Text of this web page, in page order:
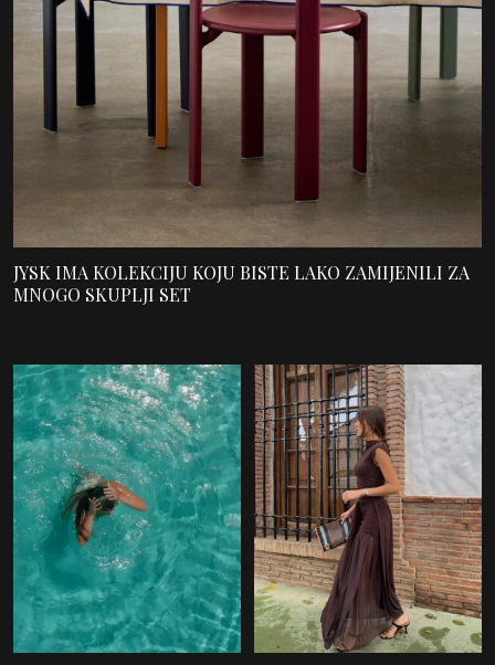
JYSK IMA KOLEKCIJU KOJU BISTE LAKO ZAMIJENILI ZA
MNOGO SKUPLJI SET